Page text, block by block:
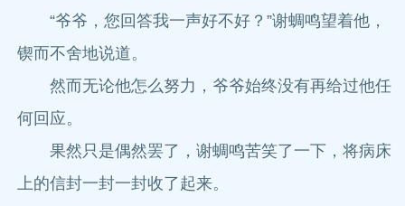
“爷爷，您回答我一声好不好？”谢蜩鸣望着他，
锲而不舍地说道。
然而无论他怎么努力，爷爷始终没有再给过他任
何回应。
果然只是偶然罢了，谢蜩鸣苦笑了一下，将病床
上的信封一封一封收了起来。